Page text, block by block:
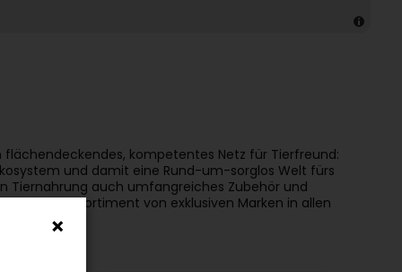
kompetentes Netz für Tierfreund:
und damit eine Rund-um-sorglos Welt fürs
Tiernahrung auch umfangreiches Zubehör und
Sortiment von exklusiven Marken in allen